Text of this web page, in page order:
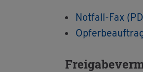
Not­fall-Fax